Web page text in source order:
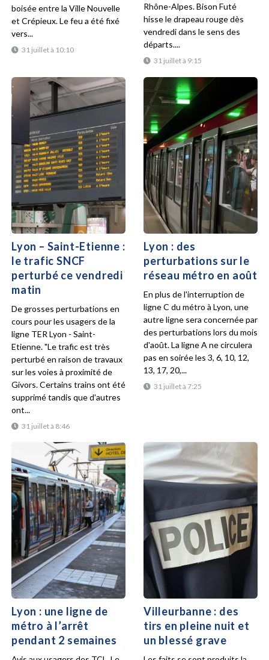
31 juillet à 10:10
boisée entre la Ville Nouvelle
et Crépieux. Le feu a été fixé
vers...
31 juillet à 9:15
Rhône-Alpes. Bison Futé
hisse le drapeau rouge dès
vendredi dans le sens des
départs....
Lyon – Saint-Etienne :
le trafic SNCF
perturbé ce vendredi
matin
31 juillet à 8:46
De grosses perturbations en
cours pour les usagers de la
ligne TER Lyon - Saint-
Etienne. "Le trafic est très
perturbé en raison de travaux
sur les voies à proximité de
Givors. Certains trains ont été
supprimé tandis que d'autres
ont...
Lyon : des
perturbations sur le
réseau métro en août
31 juillet à 7:25
En plus de l'interruption de
ligne C du métro à Lyon, une
autre ligne sera concernée par
des perturbations lors du mois
d'août. La ligne A ne circulera
pas en soirée les 3, 6, 10, 12,
13, 17, 20,...
Lyon : une ligne de
métro à l’arrêt
pendant 2 semaines
Villeurbanne : des
tirs en pleine nuit et
un blessé grave